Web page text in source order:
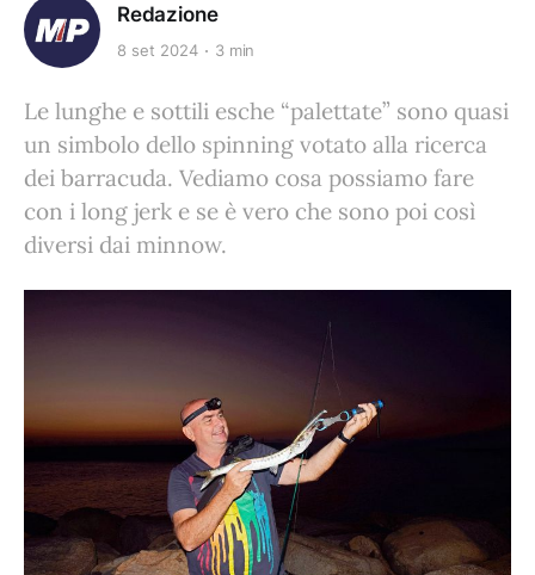
Redazione
8 set 2024 3 min
Le lunghe e sottili esche “palettate” sono quasi
un simbolo dello spinning votato alla ricerca
dei barracuda. Vediamo cosa possiamo fare
con i long jerk e se è vero che sono poi così
diversi dai minnow.